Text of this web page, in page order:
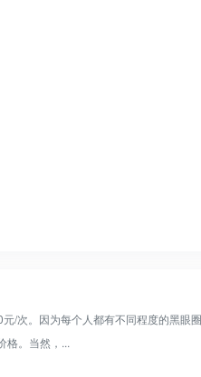
/次。因为每个人都有不同程度的黑眼
格。当然，...